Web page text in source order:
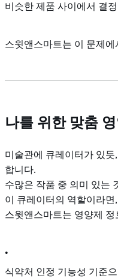
비슷한 제품 사이에서 결
스윗앤스마트는 이 문제에
나를 위한 맞춤
미술관에 큐레이터가 있
합니다.
수많은 작품 중 의미 있는
이 큐레이터의 역할이라면,
스윗앤스마트는 영양제
•
식약처 인정 기능성 기준